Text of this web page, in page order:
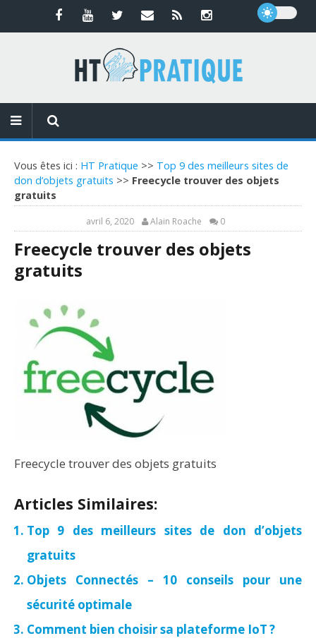
Vous êtes ici : HT Pratique >> Top 9 des meilleurs sites de
don d’objets gratuits >> Freecycle trouver des objets
gratuits
avril 6, 2020 Alain Roache 0
Freecycle trouver des objets
gratuits
Freecycle trouver des objets gratuits
Articles Similaires:
Top 9 des meilleurs sites de don d’objets
gratuits
Objets Connectés – 10 conseils pour une
sécurité optimale
Comment bien choisir sa plateforme IoT ?